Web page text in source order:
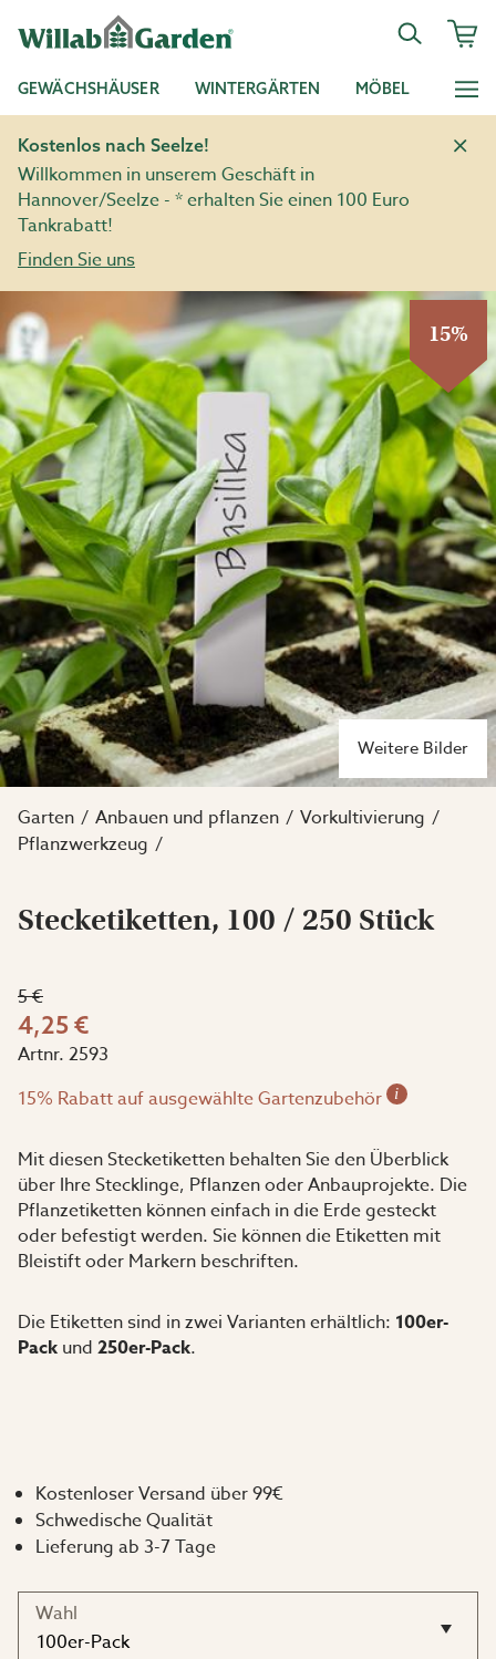
GEWÄCHSHÄUSER WINTERGÄRTEN MÖBEL
Kostenlos nach Seelze!
Willkommen in unserem Geschäft in
Hannover/Seelze - * erhalten Sie einen 100 Euro
Tankrabatt!
Finden Sie uns
Weitere Bilder
15%
Garten Anbauen und pflanzen
Vorkultivierung
Pflanzwerkzeug
Stecketiketten, 100 / 250 Stück
5 €
4,25 €
Artnr. 2593
15% Rabatt auf ausgewählte Gartenzubehör
i
Mit diesen Stecketiketten behalten Sie den Überblick
über Ihre Stecklinge, Pflanzen oder Anbauprojekte. Die
Pflanzetiketten können einfach in die Erde gesteckt
oder befestigt werden. Sie können die Etiketten mit
Bleistift oder Markern beschriften.
Die Etiketten sind in zwei Varianten erhältlich: 100er-
Pack und 250er-Pack.
Kostenloser Versand über 99€
Schwedische Qualität
Lieferung ab 3-7 Tage
Wahl